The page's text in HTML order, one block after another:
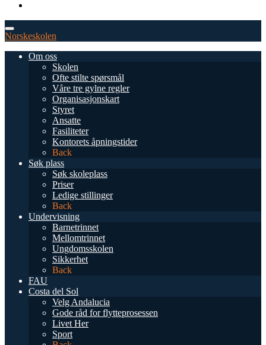
Norskeskolen
Om oss
Skolen
Ofte stilte spørsmål
Våre tre gylne regler
Organisasjonskart
Styret
Ansatte
Fasiliteter
Kontorets åpningstider
Back
Søk plass
Søk skoleplass
Priser
Ledige stillinger
Back
Undervisning
Barnetrinnet
Mellomtrinnet
Ungdomsskolen
Sikkerhet
Back
FAU
Costa del Sol
Velg Andalucia
Gode råd for flytteprosessen
Livet Her
Sport